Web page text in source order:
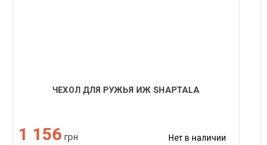
ЧЕХОЛ ДЛЯ РУЖЬЯ ИЖ SHAPTALA
1 156 грн Нет в наличии